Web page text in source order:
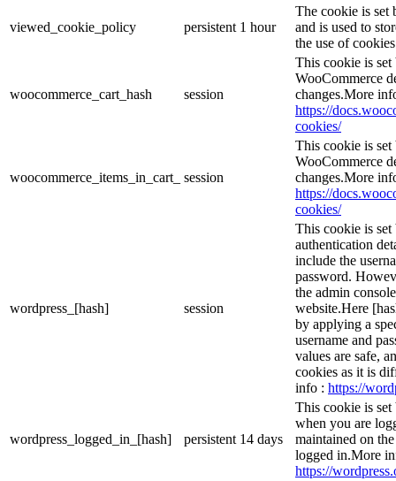
viewed_cookie_policy persistent 1 hour
The cookie is set
and is used to
the use of
woocommerce_cart_hash session
This cookie is set
WooCommerce
changes.More
https://
cookies/
woocommerce_items_in_cart_ session
This cookie is set
WooCommerce
changes.More
https://
cookies/
wordpress_[hash] session
This cookie is set
authentication
include the
password.
the admin
website.Here
by applying a
username and
values are safe,
cookies as it is
info : https://
wordpress_logged_in_[hash] persistent 14 days
This cookie is set
when you are
maintained on
logged in.More
https://